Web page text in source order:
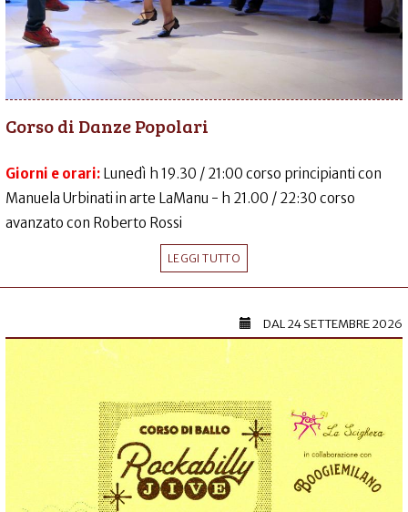
Corso di Danze Popolari
Giorni e orari: Lunedì h 19.30 / 21:00 corso principianti con
Manuela Urbinati in arte LaManu - h 21.00 / 22:30 corso
avanzato con Roberto Rossi
LEGGI TUTTO
DAL24 SETTEMBRE 2026